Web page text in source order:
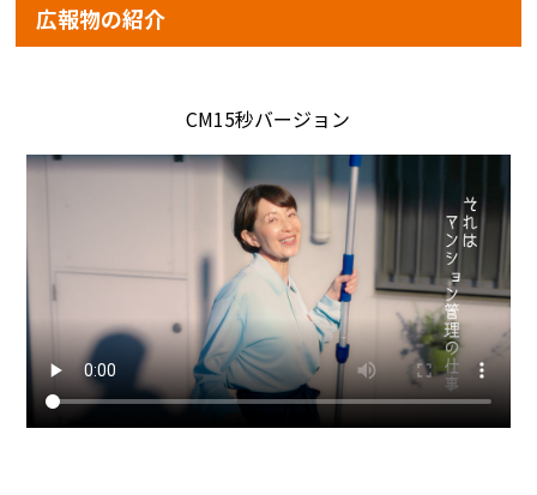
広報物の紹介
CM15秒バージョン